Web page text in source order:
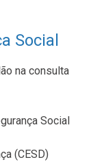
Social
na consulta
Social
(CESD)